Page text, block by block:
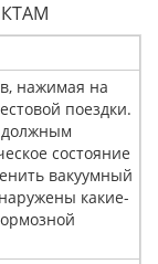
нажимая на
поездки.
должным
состояние
вакуумный
какие-